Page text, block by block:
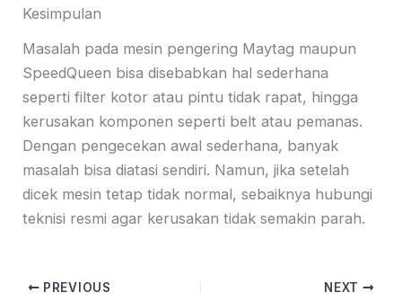
Kesimpulan
Masalah pada mesin pengering Maytag maupun
SpeedQueen bisa disebabkan hal sederhana
seperti filter kotor atau pintu tidak rapat, hingga
kerusakan komponen seperti belt atau pemanas.
Dengan pengecekan awal sederhana, banyak
masalah bisa diatasi sendiri. Namun, jika setelah
dicek mesin tetap tidak normal, sebaiknya hubungi
teknisi resmi agar kerusakan tidak semakin parah.
PREVIOUS NEXT